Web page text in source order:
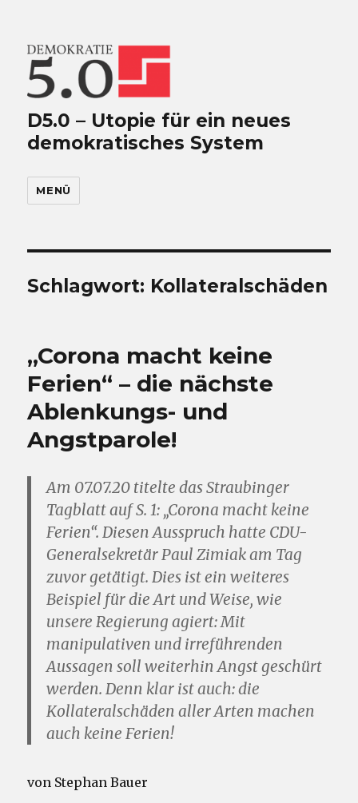
D5.0 – Utopie für ein neues
demokratisches System
MENÜ
Schlagwort: Kollateralschäden
„Corona macht keine
Ferien“ – die nächste
Ablenkungs- und
Angstparole!
Am 07.07.20 titelte das Straubinger
Tagblatt auf S. 1: „Corona macht keine
Ferien“. Diesen Ausspruch hatte CDU-
Generalsekretär Paul Zimiak am Tag
zuvor getätigt. Dies ist ein weiteres
Beispiel für die Art und Weise, wie
unsere Regierung agiert: Mit
manipulativen und irreführenden
Aussagen soll weiterhin Angst geschürt
werden. Denn klar ist auch: die
Kollateralschäden aller Arten machen
auch keine Ferien!
von Stephan Bauer